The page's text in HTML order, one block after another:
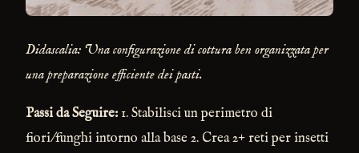
Didascalia: Una configurazione di cottura ben organizzata per
una preparazione efficiente dei pasti.
Passi da Seguire: 1. Stabilisci un perimetro di
fiori/funghi intorno alla base 2. Crea 2+ reti per insetti